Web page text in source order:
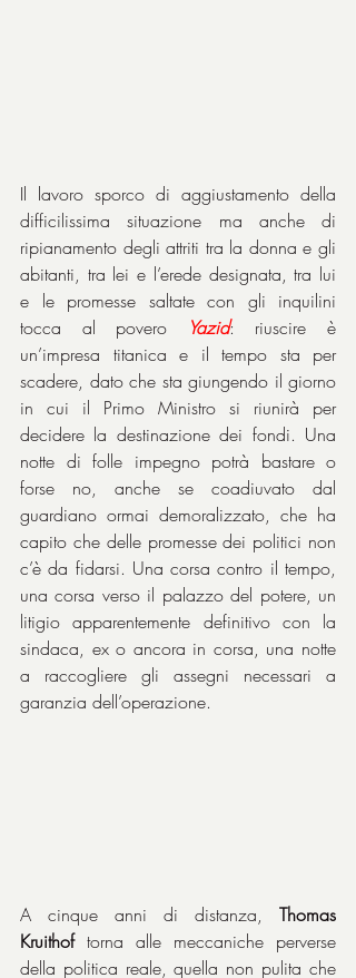
Il lavoro sporco di aggiustamento della
difficilissima situazione ma anche di
ripianamento degli attriti tra la donna e gli
abitanti, tra lei e l’erede designata, tra lui
e le promesse saltate con gli inquilini
tocca al povero
Yazid: riuscire è
un’impresa titanica e il tempo sta per
scadere, dato che sta giungendo il giorno
in cui il Primo Ministro si riunirà per
decidere la destinazione dei fondi. Una
notte di folle impegno potrà bastare o
forse no, anche se coadiuvato dal
guardiano ormai demoralizzato, che ha
capito che delle promesse dei politici non
c’è da fidarsi. Una corsa contro il tempo,
una corsa verso il palazzo del potere, un
litigio apparentemente definitivo con la
sindaca, ex o ancora in corsa, una notte
a raccogliere gli assegni necessari a
garanzia dell’operazione.
A cinque anni di distanza, Thomas
Kruithof torna alle meccaniche perverse
della politica reale, quella non pulita che